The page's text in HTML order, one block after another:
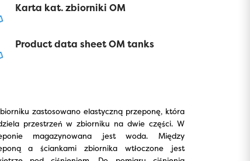
Karta kat. zbiorniki OM
Product data sheet OM tanks
zastosowano elastyczną przeponę, która
przestrzeń w zbiorniku na dwie części. W
magazynowana jest woda. Między
a ściankami zbiornika wtłoczone jest